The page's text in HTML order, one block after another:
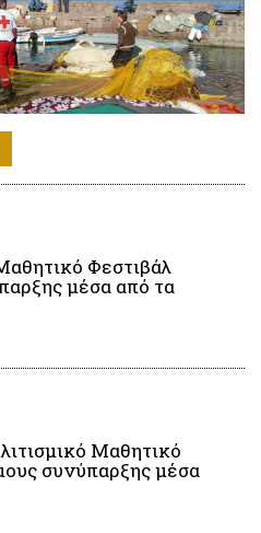
Φεστιβάλ
μέσα από τα
Μαθητικό
συνύπαρξης μέσα